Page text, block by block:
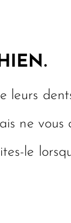
leurs
ne vous
le